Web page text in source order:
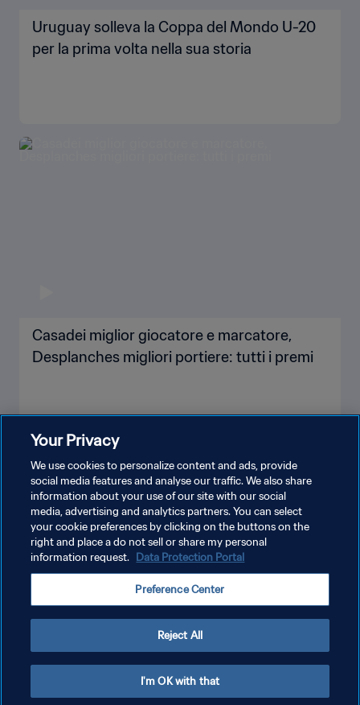
Uruguay solleva la Coppa del Mondo U-20
per la prima volta nella sua storia
Casadei miglior giocatore e marcatore,
Desplanches migliori portiere: tutti i premi
MOSTRA DI PIÙ
PRIVACY POLICY
TERMINI DI SERVIZIO
GESTISCI LE TUE PREFERENZE PER I COOKIES
Your Privacy
We use cookies to personalize content and ads, provide
social media features and analyse our traffic. We also share
information about your use of our site with our social
media, advertising and analytics partners. You can select
your cookie preferences by clicking on the buttons on the
right and place a do not sell or share my personal
information request. Data Protection Portal
Preference Center
Reject All
I'm OK with that